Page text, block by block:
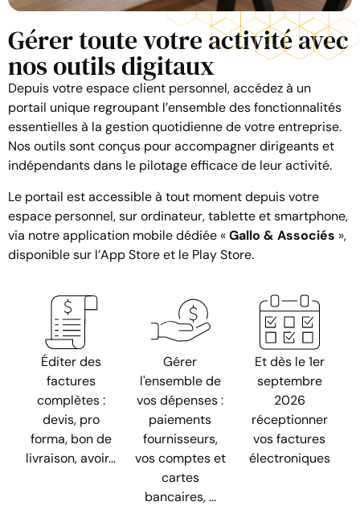
Gérer toute votre activité avec
nos outils digitaux
Depuis votre espace client personnel, accédez à un
portail unique regroupant l’ensemble des fonctionnalités
essentielles à la gestion quotidienne de votre entreprise.
Nos outils sont conçus pour accompagner dirigeants et
indépendants dans le pilotage efficace de leur activité.
Le portail est accessible à tout moment depuis votre
espace personnel, sur ordinateur, tablette et smartphone,
via notre application mobile dédiée «Gallo & Associés »,
disponible sur l’App Store et le Play Store.
Éditer des
factures
complètes :
devis, pro
forma, bon de
livraison, avoir…
Gérer
l'ensemble de
vos dépenses :
paiements
fournisseurs,
vos comptes et
cartes
bancaires, ...
Et dès le 1er
septembre
2026
réceptionner
vos factures
électroniques